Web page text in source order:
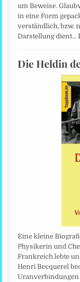
um Beweise.
in eine Form
verständlich, bzw.
Darstellung dient…
Die Heldin
Eine kleine
Physikerin und
Frankreich lebte
Henri Becquerel
Uranverbindungen